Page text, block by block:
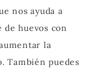
nos ayuda a
huevos con
la
También puedes